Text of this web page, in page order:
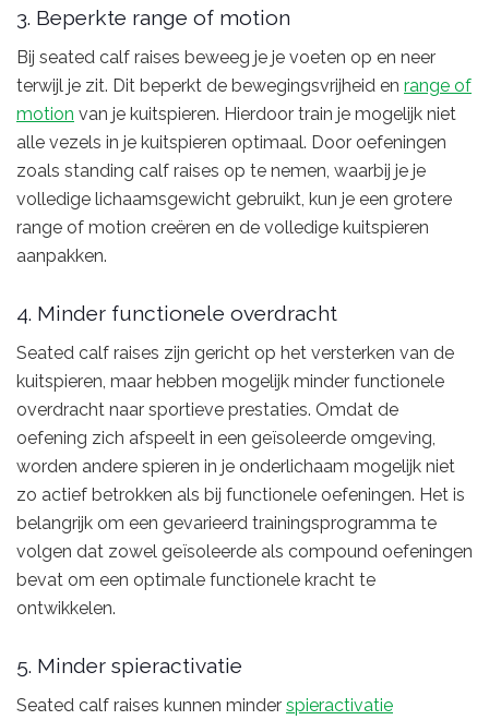
3. Beperkte range of motion
Bij seated calf raises beweeg je je voeten op en neer
terwijl je zit. Dit beperkt de bewegingsvrijheid en range of
motion van je kuitspieren. Hierdoor train je mogelijk niet
alle vezels in je kuitspieren optimaal. Door oefeningen
zoals standing calf raises op te nemen, waarbij je je
volledige lichaamsgewicht gebruikt, kun je een grotere
range of motion creëren en de volledige kuitspieren
aanpakken.
4. Minder functionele overdracht
Seated calf raises zijn gericht op het versterken van de
kuitspieren, maar hebben mogelijk minder functionele
overdracht naar sportieve prestaties. Omdat de
oefening zich afspeelt in een geïsoleerde omgeving,
worden andere spieren in je onderlichaam mogelijk niet
zo actief betrokken als bij functionele oefeningen. Het is
belangrijk om een gevarieerd trainingsprogramma te
volgen dat zowel geïsoleerde als compound oefeningen
bevat om een optimale functionele kracht te
ontwikkelen.
5. Minder spieractivatie
Seated calf raises kunnen minder spieractivatie